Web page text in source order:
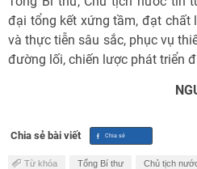
đại tổng kết xứng tầm, đạt chất
và thực tiễn sâu sắc, phục vụ
đường lối, chiến lược phát triển
Chia sẻ bài viết
Từ khóa Tổng Bí thư Chủ tịch